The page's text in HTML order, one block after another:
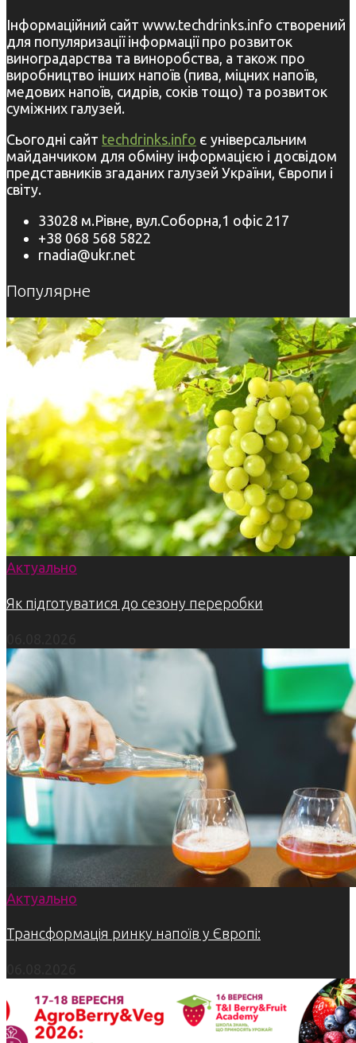
Інформаційний сайт www.techdrinks.info створений
для популяризації інформації про розвиток
виноградарства та виноробства, а також про
виробництво інших напоїв (пива, міцних напоїв,
медових напоїв, сидрів, соків тощо) та розвиток
суміжних галузей.
Сьогодні сайт techdrinks.info є універсальним
майданчиком для обміну інформацією і досвідом
представників згаданих галузей України, Європи і
світу.
33028 м.Рівне, вул.Соборна,1 офіс 217
+38 068 568 5822
rnadia@ukr.net
Популярне
Актуально
Як підготуватися до сезону переробки
Актуально
Трансформація ринку напоїв у Європі: